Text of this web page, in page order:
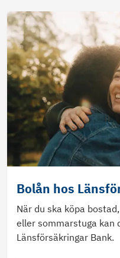
Bolån hos
När du ska köpa
eller sommarstuga kan
Länsförsäkringar Bank.